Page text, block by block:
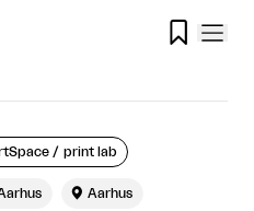

/ print lab
 Aarhus